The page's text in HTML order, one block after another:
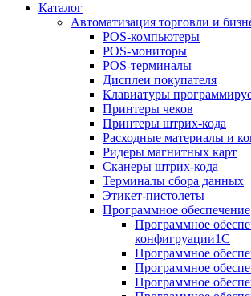
Каталог
Автоматизация торговли и
POS-компьютеры
POS-мониторы
POS-терминалы
Дисплеи покупателя
Клавиатуры
Принтеры чеков
Принтеры штрих-кода
Расходные материалы и
Ридеры магнитных карт
Сканеры штрих-кода
Терминалы сбора данных
Этикет-пистолеты
Программное обеспечение
Программное
конфигруации1С
Программное
Программное
Программное